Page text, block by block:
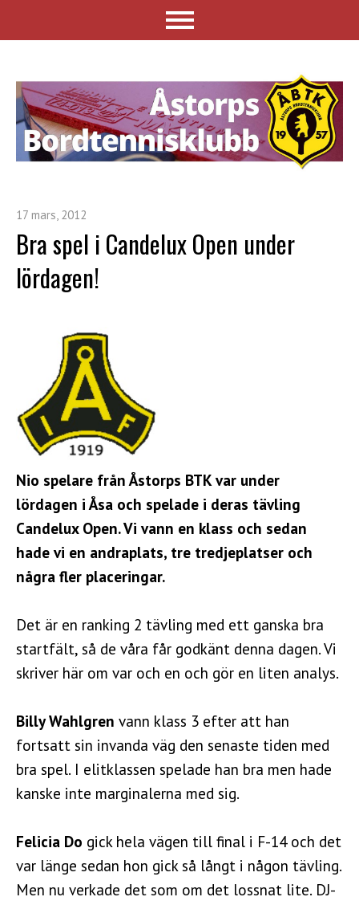
17 mars, 2012
Bra spel i Candelux Open under
lördagen!
Nio spelare från Åstorps BTK var under
lördagen i Åsa och spelade i deras tävling
Candelux Open. Vi vann en klass och sedan
hade vi en andraplats, tre tredjeplatser och
några fler placeringar.
Det är en ranking 2 tävling med ett ganska bra
startfält, så de våra får godkänt denna dagen. Vi
skriver här om var och en och gör en liten analys.
Billy Wahlgren vann klass 3 efter att han
fortsatt sin invanda väg den senaste tiden med
bra spel. I elitklassen spelade han bra men hade
kanske inte marginalerna med sig.
Felicia Do gick hela vägen till final i F-14 och det
var länge sedan hon gick så långt i någon tävling.
Men nu verkade det som om det lossnat lite. DJ-